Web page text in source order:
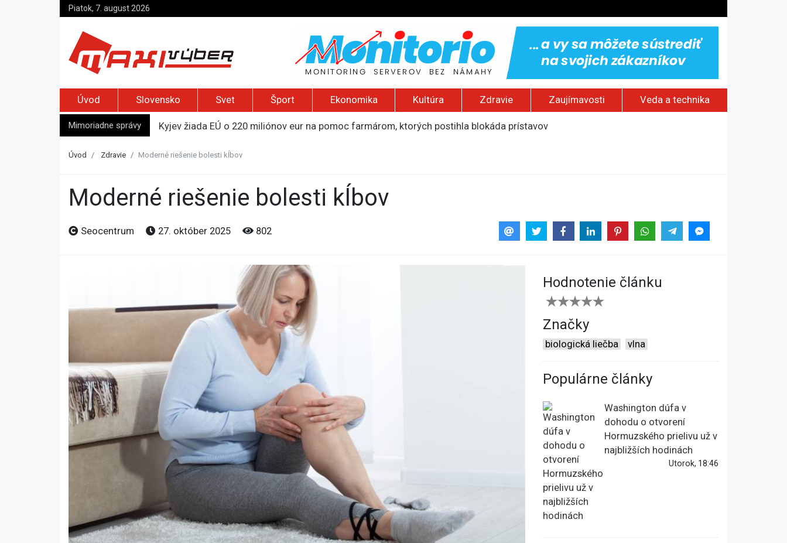
Piatok, 7. august 2026
Úvod Slovensko Svet Šport Ekonomika Kultúra Zdravie Zaujímavosti Veda a technika
Mimoriadne správy
Kyjev žiada EÚ o 220 miliónov eur na pomoc farmárom, ktorých postihla blokáda prístavov
Elon Musk vyzval na umlčanie prezidentskej kandidátky francúzskych Zelených
Pápež Lev XIV. sa vo Francúzsku stretne s obeťami sexuálneho zneužívania kňazmi
Úvod Zdravie Moderné riešenie bolesti kĺbov
Moderné riešenie bolesti kĺbov
Seocentrum 27. október 2025 802
Hodnotenie článku
Značky
biologická liečba vlna
Populárne články
Washington dúfa v
dohodu o otvorení
Hormuzského prielivu už v
najbližších hodinách
Utorok, 18:46